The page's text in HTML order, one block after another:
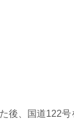
後、国道122